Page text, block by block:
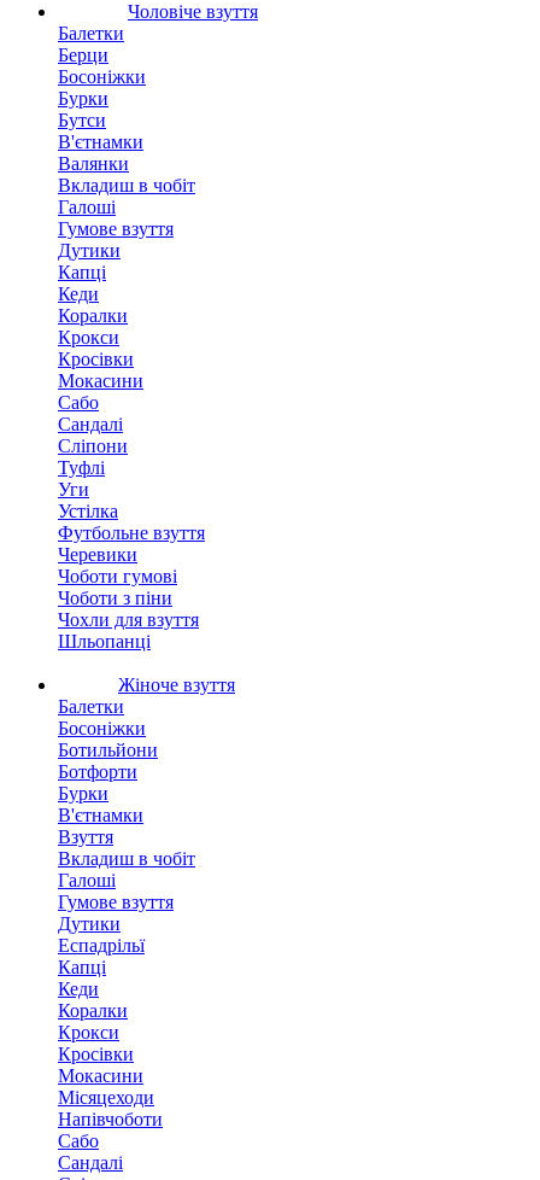
Чоловіче взуття
Балетки
Берци
Босоніжки
Бурки
Бутси
В'єтнамки
Валянки
Вкладиш в чобіт
Галоші
Гумове взуття
Дутики
Капці
Кеди
Коралки
Крокси
Кросівки
Мокасини
Сабо
Сандалі
Сліпони
Туфлі
Уги
Устілка
Футбольне взуття
Черевики
Чоботи гумові
Чоботи з піни
Чохли для взуття
Шльопанці
Жіноче взуття
Балетки
Босоніжки
Ботильйони
Ботфорти
Бурки
В'єтнамки
Взуття
Вкладиш в чобіт
Галоші
Гумове взуття
Дутики
Еспадрільї
Капці
Кеди
Коралки
Крокси
Кросівки
Мокасини
Місяцеходи
Напівчоботи
Сабо
Сандалі